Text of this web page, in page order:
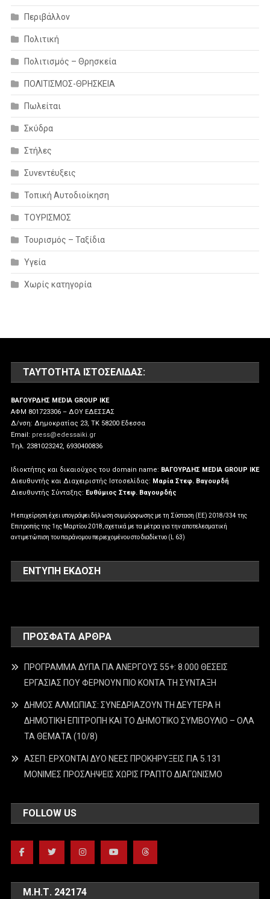
Περιβάλλον
Πολιτική
Πολιτισμός – Θρησκεία
ΠΟΛΙΤΙΣΜΟΣ-ΘΡΗΣΚΕΙΑ
Πωλείται
Σκύδρα
Στήλες
Συνεντέυξεις
Τοπική Αυτοδιοίκηση
ΤΟΥΡΙΣΜΟΣ
Τουρισμός – Ταξίδια
Υγεία
Χωρίς κατηγορία
ΤΑΥΤΌΤΗΤΑ ΙΣΤΟΣΕΛΊΔΑΣ:
ΒΑΓΟΥΡΔΗΣ MEDIA GROUP IKE
ΑΦΜ 801723306 – ΔΟΥ ΕΔΕΣΣΑΣ
Δ/νση: Δημοκρατίας 23, ΤΚ 58200 Εδεσσα
Email: press@edessaiki.gr
Tηλ. 2381023242, 6930400836
Ιδιοκτήτης και δικαιούχος του domain name: ΒΑΓΟΥΡΔΗΣ MEDIA GROUP IKE
Διευθυντής και Διαχειριστής Ιστοσελίδας: Μαρία Στεφ. Βαγουρδή
Διευθυντής Σύνταξης: Ευθύμιος Στεφ. Βαγουρδής
Η επιχείρηση έχει υπογράψει δήλωση συμμόρφωσης με τη Σύσταση (ΕΕ) 2018/334 της
Επιτροπής της 1ης Μαρτίου 2018, σχετικά με τα μέτρα για την αποτελεσματική
αντιμετώπιση του παράνομου περιεχομένου στο διαδίκτυο (L 63)
ΕΝΤΥΠΗ ΕΚΔΟΣΗ
ΠΡΌΣΦΑΤΑ ΆΡΘΡΑ
ΠΡΟΓΡΑΜΜΑ ΔΥΠΑ ΓΙΑ ΑΝΕΡΓΟΥΣ 55+: 8.000 ΘΕΣΕΙΣ
ΕΡΓΑΣΙΑΣ ΠΟΥ ΦΕΡΝΟΥΝ ΠΙΟ ΚΟΝΤΑ ΤΗ ΣΥΝΤΑΞΗ
ΔΗΜΟΣ ΑΛΜΩΠΙΑΣ: ΣΥΝΕΔΡΙΑΖΟΥΝ ΤΗ ΔΕΥΤΕΡΑ H
ΔΗΜΟΤΙΚΗ ΕΠΙΤΡΟΠΗ ΚΑΙ ΤΟ ΔΗΜΟΤΙΚΟ ΣΥΜΒΟΥΛΙΟ – ΟΛΑ
ΤΑ ΘΕΜΑΤΑ (10/8)
ΑΣΕΠ: ΕΡΧΟΝΤΑΙ ΔΥΟ ΝΕΕΣ ΠΡΟΚΗΡΥΞΕΙΣ ΓΙΑ 5.131
ΜΟΝΙΜΕΣ ΠΡΟΣΛΗΨΕΙΣ ΧΩΡΙΣ ΓΡΑΠΤΟ ΔΙΑΓΩΝΙΣΜΟ
FOLLOW US
Μ.Η.Τ. 242174